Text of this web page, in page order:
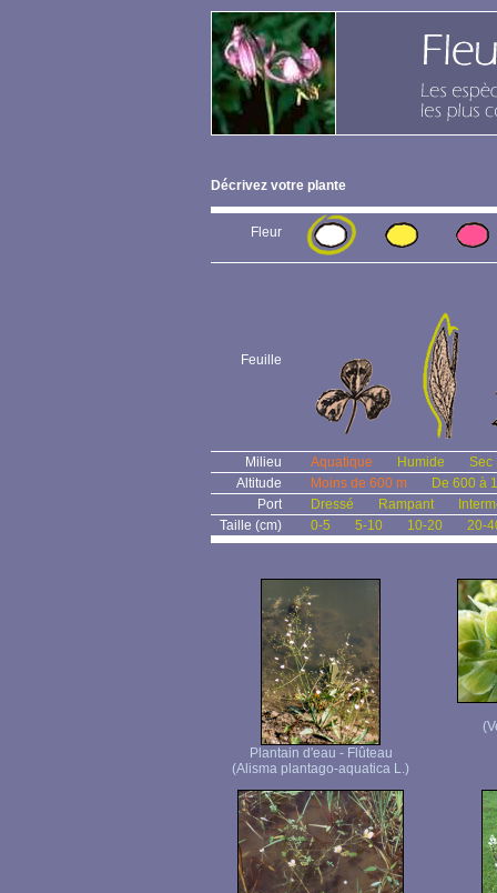
Décrivez votre plante
Fleur
Feuille
Milieu Aquatique Humide
Sec
Altitude
Moins de 600 m
De 600 à
Port
Dressé Rampant
Taille (cm)
0-5 5-10 10-20 20-
Plantain d'eau - Flûteau
(Alisma plantago-aquatica L.)